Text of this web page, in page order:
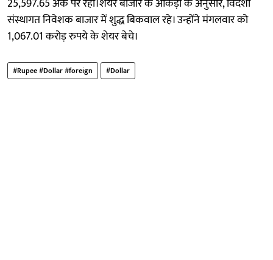
संस्थागत निवेशक बाजार में शुद्ध बिकवाल रहे। उन्होंने मंगलवार को
1,067.01 करोड़ रुपये के शेयर बेचे।
#Rupee #Dollar #foreign #Dollar